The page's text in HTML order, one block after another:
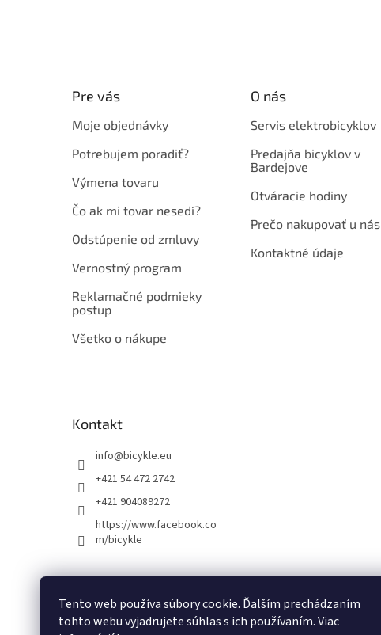
Tento web používa súbory cookie. Ďalším prechádzaním
tohto webu vyjadrujete súhlas s ich používaním. Viac
Pre vás
Moje objednávky
Potrebujem poradiť?
Výmena tovaru
Čo ak mi tovar nesedí?
Odstúpenie od zmluvy
Vernostný program
Reklamačné podmieky
postup
Všetko o nákupe
O nás
Servis elektrobicyklov
Predajňa bicyklov v
Bardejove
Otváracie hodiny
Prečo nakupovať u nás
Kontaktné údaje
Kontakt
info@bicykle.eu
+421 54 472 2742
+421 904089272
https://www.facebook.co
m/bicykle